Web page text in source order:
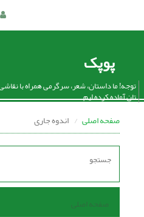
پوپک
توجه! ما داستان، شعر، سرگرمی همراه با
تان آماده کرده ایم.
صفحه اصلی اندوه جاری
صفحه اصلی